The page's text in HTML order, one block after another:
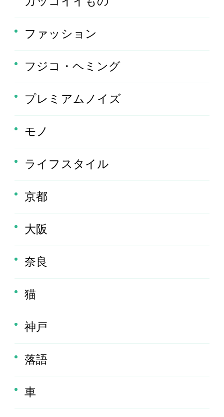
ファッション
フジコ・ヘミング
プレミアムノイズ
モノ
ライフスタイル
京都
大阪
奈良
猫
神戸
落語
車